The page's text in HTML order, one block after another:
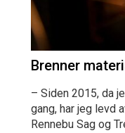
Brenner
– Siden 2015, da
gang, har jeg levd
Rennebu Sag og